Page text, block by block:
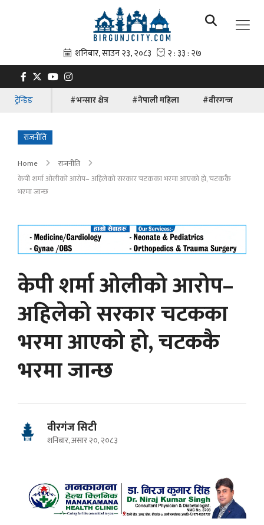
ट्रेन्डिङ #भन्सार क्षेत्र #नेपाली महिला #वीरगन्ज
राजनीति
Home
राजनीति
केपी शर्मा ओलीको आरोप– अहिलेको सरकार चटकका भरमा आएको हो, चटककै
भरमा जान्छ
केपी शर्मा ओलीको आरोप–
अहिलेको सरकार चटकका
भरमा आएको हो, चटककै
भरमा जान्छ
वीरगंज सिटी
शनिबार, असार २०, २०८३